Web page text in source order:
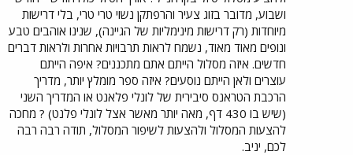
ושבוע, מדובר בזוג צעיר והרפתקן נשוי טרי טרי, בלי דרישות
מיוחדות (רק דרישות מינימליות של הגיינה), שנינו אוהבים טבע
ונופים מאוד מאוד, נשמח לראות תרבויות אחרות ולראות דברים
חדשים. איזה מסלול הייתם אתם מתכננים? איפה הייתם
עוצרים ולאן הייתם נוסעים? איזה ספר מומלץ יותר, מדריך
הרכבת הטראנס סיבירית של לונלי פלאנט או המדריך השני
(שיש בו 430 דף, מאה יותר מאשר אצל לונלי פלנט) ? מחכה
להצעות המסלול ולהצעות לשיפור המסלול, תודה רבה רבה
לכם, יניב.